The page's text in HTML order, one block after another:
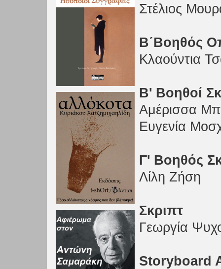
Στέλιος
Β΄Βοηθός
Κλαούντια
Β' Βοηθοί
Αμέρισσα
Ευγενία
Γ' Βοηθός
Λίλη Ζήση
Σκριπτ
Γεωργία
Storyboard